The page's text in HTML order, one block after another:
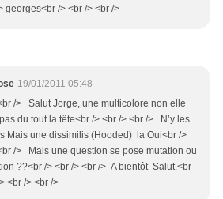
georges<br /> <br /> <br />
19/01/2011 05:48
/> Salut Jorge, une multicolore non elle
du tout la tête<br /> <br /> <br /> N’y les
Mais une dissimilis (Hooded) la Oui<br />
/> Mais une question se pose mutation ou
??<br /> <br /> <br /> A bientôt Salut.<br
<br /> <br />